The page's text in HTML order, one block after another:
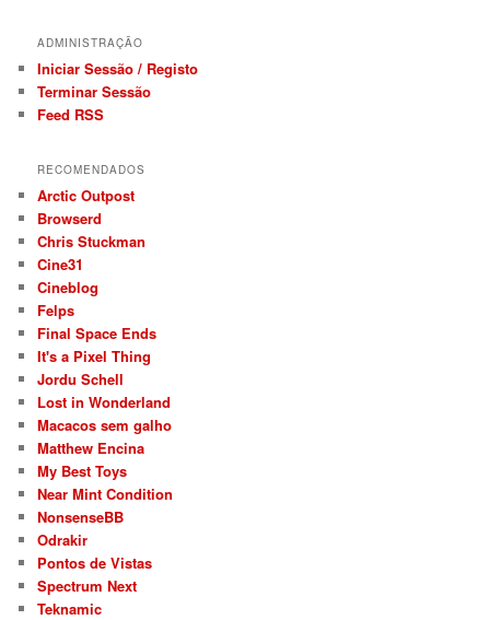
ADMINISTRAÇÃO
Iniciar Sessão / Registo
Terminar Sessão
Feed RSS
RECOMENDADOS
Arctic Outpost
Browserd
Chris Stuckman
Cine31
Cineblog
Felps
Final Space Ends
It's a Pixel Thing
Jordu Schell
Lost in Wonderland
Macacos sem galho
Matthew Encina
My Best Toys
Near Mint Condition
NonsenseBB
Odrakir
Pontos de Vistas
Spectrum Next
Teknamic